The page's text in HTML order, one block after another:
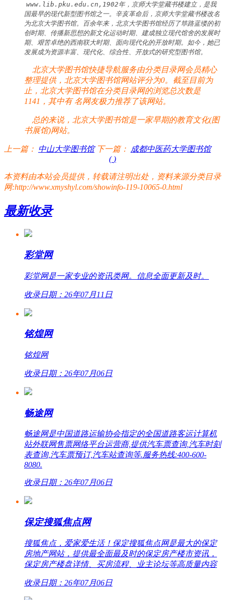
www.lib.pku.edu.cn,1902年，京师大学堂藏书楼建立，是我
国最早的现代新型图书馆之一。辛亥革命后，京师大学堂藏书楼改名
为北京大学图书馆。百余年来，北京大学图书馆经历了筚路蓝缕的初
创时期、传播新思想的新文化运动时期、建成独立现代馆舍的发展时
期、艰苦卓绝的西南联大时期、面向现代化的开放时期。如今，她已
发展成为资源丰富、现代化、综合性、开放式的研究型图书馆。
北京大学图书馆快捷导航服务由分类目录网会员精心
整理提供，北京大学图书馆网站评分为0。截至目前为
止，北京大学图书馆在分类目录网的浏览总次数是
1141，其中有名网友极力推荐了该网站。
总的来说，北京大学图书馆是一家早期的教育文化(图
书展馆)网站。
上一篇： 中山大学图书馆 下一篇：
成都中医药大学图书馆
( )
本资料由本站会员提供，转载请注明出处，资料来源分类目录
网:http://www.xmyshyl.com/showinfo-119-10065-0.html
最新收录
彩堂网
彩堂网是一家专业的资讯类网。信息全面更新及时。
收录日期：26年07月11日
铭煌网
铭煌网
收录日期：26年07月06日
畅途网
畅途网是中国道路运输协会指定的全国道路客运计算机
站外联网售票网络平台运营商,提供汽车票查询,汽车时刻
表查询,汽车票预订,汽车站查询等.服务热线:400-600-
8080.
收录日期：26年07月06日
保定搜狐焦点网
搜狐焦点，爱家爱生活！保定搜狐焦点网是最大的保定
房地产网站，提供最全面最及时的保定房产楼市资讯，
保定房产楼盘详情、买房流程、业主论坛等高质量内容
收录日期：26年07月06日